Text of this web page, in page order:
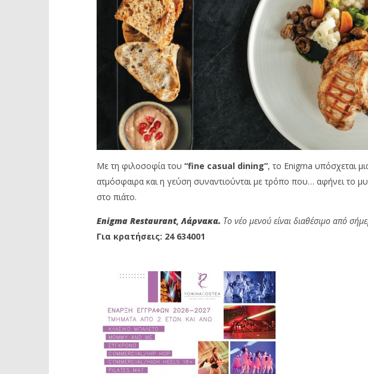
Με τη φιλοσοφία του “fine casual dining”, το Enigma υπόσχεται
ατμόσφαιρα και η γεύση συναντιούνται με τρόπο που… αφήνει το
στο πιάτο.
Enigma Restaurant, Λάρνακα. Το νέο μενού είναι διαθέσιμο από
Για κρατήσεις: 24 634001